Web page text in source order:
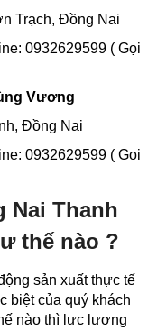
Trạch, Đồng Nai
0932629599 ( Gọi
Vương
Đồng Nai
0932629599 ( Gọi
Nai Thanh
thế nào ?
sản xuất thực tế
biệt của quý khách
nào thì lực lượng